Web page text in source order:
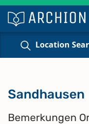
Location
Sandhausen
Bemerkungen